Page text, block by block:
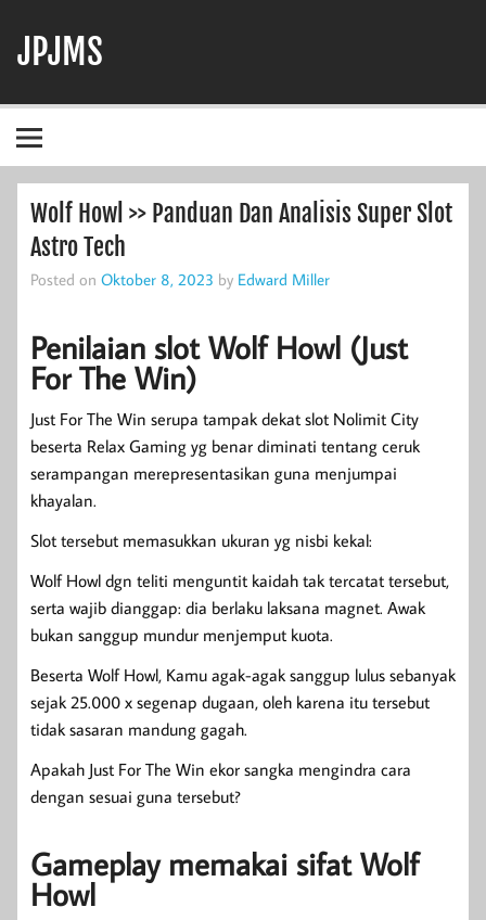
content
JPJMS
Wolf Howl >> Panduan Dan Analisis Super Slot
Astro Tech
Posted on Oktober 8, 2023 by Edward Miller
Penilaian slot Wolf Howl (Just
For The Win)
Just For The Win serupa tampak dekat slot Nolimit City
beserta Relax Gaming yg benar diminati tentang ceruk
serampangan merepresentasikan guna menjumpai
khayalan.
Slot tersebut memasukkan ukuran yg nisbi kekal:
Wolf Howl dgn teliti menguntit kaidah tak tercatat tersebut,
serta wajib dianggap: dia berlaku laksana magnet. Awak
bukan sanggup mundur menjemput kuota.
Beserta Wolf Howl, Kamu agak-agak sanggup lulus sebanyak
sejak 25.000 x segenap dugaan, oleh karena itu tersebut
tidak sasaran mandung gagah.
Apakah Just For The Win ekor sangka mengindra cara
dengan sesuai guna tersebut?
Gameplay memakai sifat Wolf
Howl